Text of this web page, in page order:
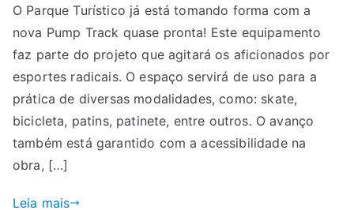
O Parque Turístico já está tomando forma com a
nova Pump Track quase pronta! Este equipamento
faz parte do projeto que agitará os aficionados por
esportes radicais. O espaço servirá de uso para a
prática de diversas modalidades, como: skate,
bicicleta, patins, patinete, entre outros. O avanço
também está garantido com a acessibilidade na
obra, […]
Leia mais